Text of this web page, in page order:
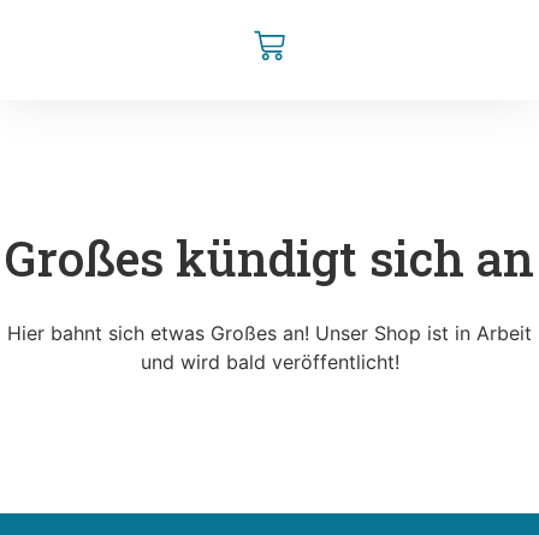
Großes kündigt sich an
Hier bahnt sich etwas Großes an! Unser Shop ist in Arbeit
und wird bald veröffentlicht!